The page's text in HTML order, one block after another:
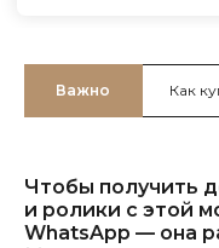
Важно Как
Чтобы получить
и ролики с этой
WhatsApp — она